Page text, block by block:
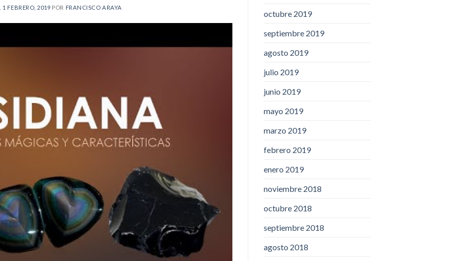
1 FEBRERO, 2019 POR FRANCISCO ARAYA
octubre 2019
septiembre 2019
agosto 2019
julio 2019
junio 2019
mayo 2019
marzo 2019
febrero 2019
enero 2019
noviembre 2018
octubre 2018
septiembre 2018
agosto 2018